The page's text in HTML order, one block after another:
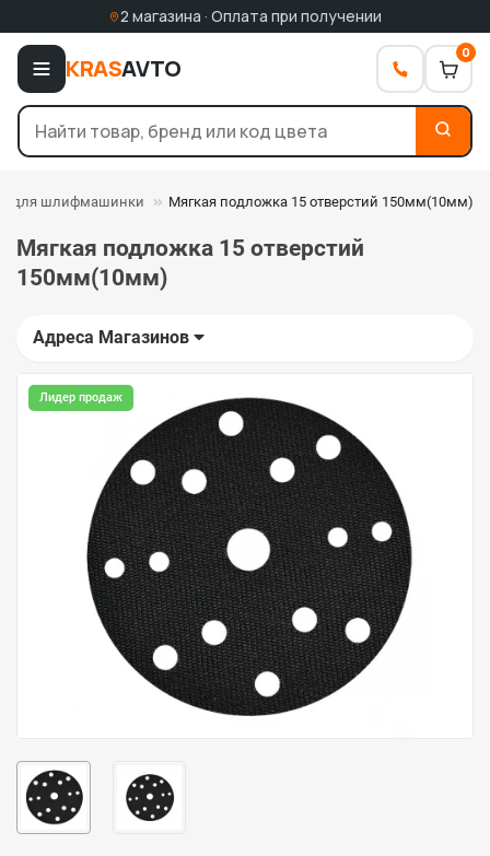
2 магазина · Оплата при получении
KRASAVTO
0
для шлифмашинки Мягкая подложка 15 отверстий 150мм(10мм)
Мягкая подложка 15 отверстий
150мм(10мм)
Адреса Магазинов
Лидер продаж